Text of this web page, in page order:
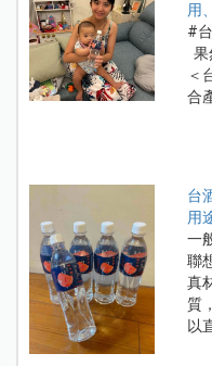
用
#
果
＜
合
台
用
一
聯
真
質
以